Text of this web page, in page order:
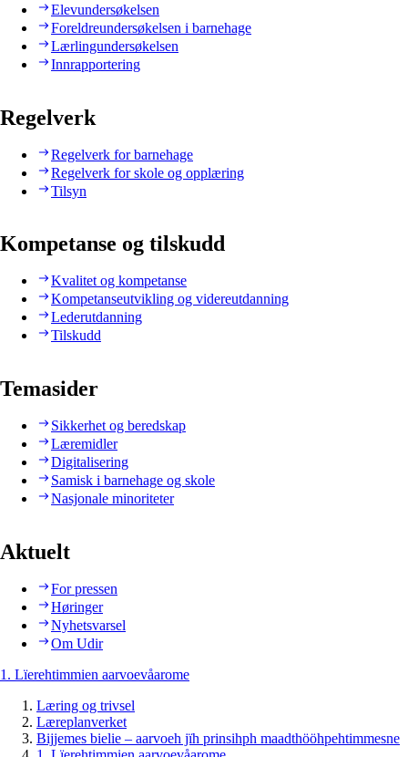
Elevundersøkelsen
Foreldreundersøkelsen i barnehage
Lærlingundersøkelsen
Innrapportering
Regelverk
Regelverk for barnehage
Regelverk for skole og opplæring
Tilsyn
Kompetanse og tilskudd
Kvalitet og kompetanse
Kompetanseutvikling og videreutdanning
Lederutdanning
Tilskudd
Temasider
Sikkerhet og beredskap
Læremidler
Digitalisering
Samisk i barnehage og skole
Nasjonale minoriteter
Aktuelt
For pressen
Høringer
Nyhetsvarsel
Om Udir
1. Lïerehtimmien aarvoevåarome
Læring og trivsel
Læreplanverket
Bijjemes bielie – aarvoeh jïh prinsihph maadthööhpehtimmesne